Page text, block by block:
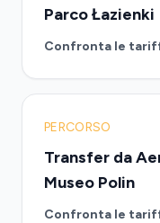
Parco Łazienki
Confronta le
PERCORSO
Transfer da
Museo Polin
Confronta le